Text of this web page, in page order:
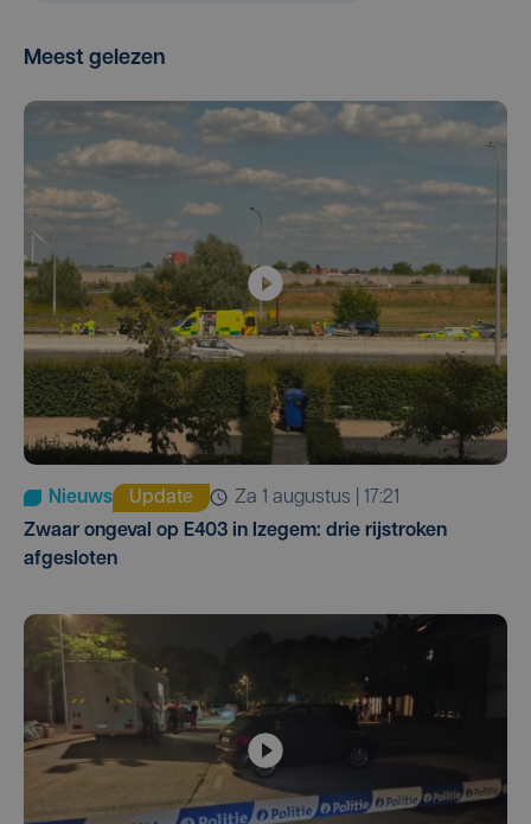
Meest gelezen
Nieuws Update
za 1 augustus | 17:21
Zwaar ongeval op E403 in Izegem: drie rijstroken
afgesloten